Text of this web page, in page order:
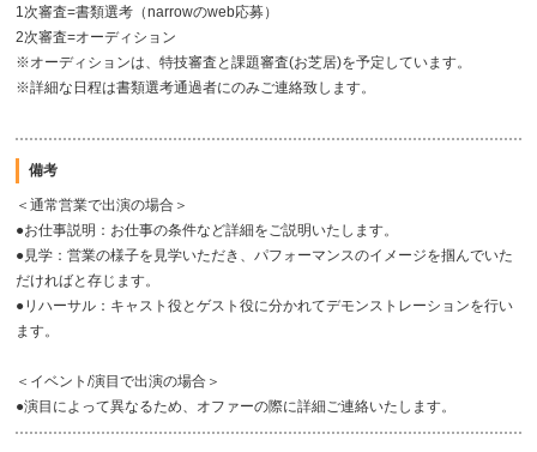
1次審査=書類選考（narrowのweb応募）
2次審査=オーディション
※オーディションは、特技審査と課題審査(お芝居)を予定しています。
※詳細な日程は書類選考通過者にのみご連絡致します。
備考
＜通常営業で出演の場合＞
●お仕事説明：お仕事の条件など詳細をご説明いたします。
●見学：営業の様子を見学いただき、パフォーマンスのイメージを掴んでいた
だければと存じます。
●リハーサル：キャスト役とゲスト役に分かれてデモンストレーションを行い
ます。
＜イベント/演目で出演の場合＞
●演目によって異なるため、オファーの際に詳細ご連絡いたします。